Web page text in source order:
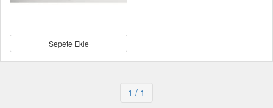
Sepete Ekle
1 / 1